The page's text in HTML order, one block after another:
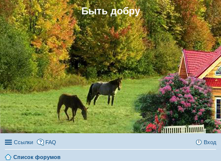
Быть добру
Ссылки FAQ Вход
Список форумов